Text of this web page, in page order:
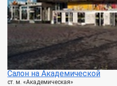
Салон на Академической
ст. м. «Академическая»